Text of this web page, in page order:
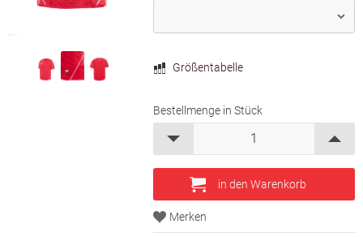
Größentabelle
Bestellmenge in Stück